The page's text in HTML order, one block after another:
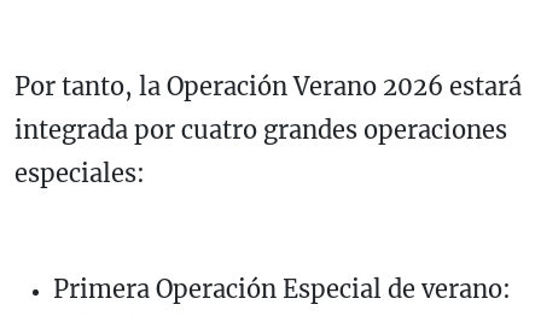
Por tanto, la Operación Verano 2026 estará
integrada por cuatro grandes operaciones
especiales:
Primera Operación Especial de verano: